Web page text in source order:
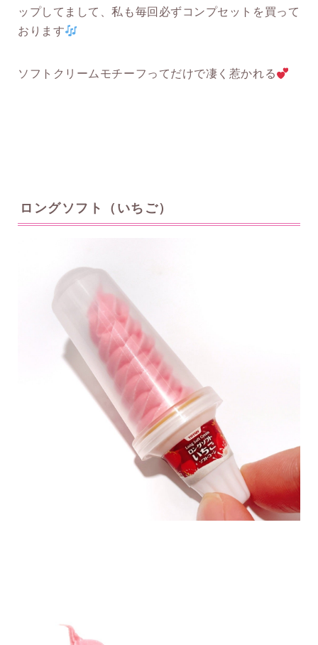
ップしてまして、私も毎回必ずコンプセットを買って
おります
ソフトクリームモチーフってだけで凄く惹かれる
ロングソフト（いちご）